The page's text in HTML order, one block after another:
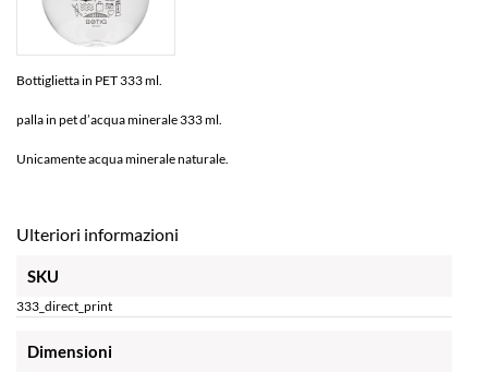
Bottiglietta in PET 333 ml.
palla in pet d’acqua minerale 333 ml.
Unicamente acqua minerale naturale.
Ulteriori informazioni
SKU
333_direct_print
Dimensioni